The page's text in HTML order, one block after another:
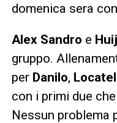
domenica sera
Alex Sandro e
gruppo.
per Danilo,
con i primi due
Nessun problema